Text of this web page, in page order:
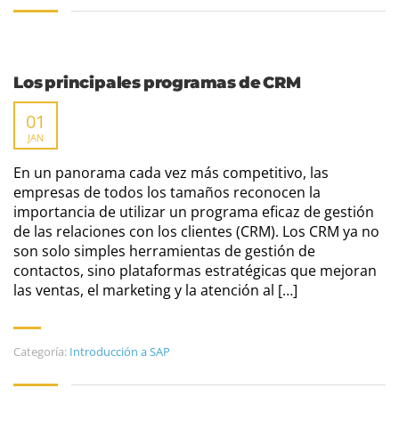
Los principales programas de CRM
01
JAN
En un panorama cada vez más competitivo, las
empresas de todos los tamaños reconocen la
importancia de utilizar un programa eficaz de gestión
de las relaciones con los clientes (CRM). Los CRM ya no
son solo simples herramientas de gestión de
contactos, sino plataformas estratégicas que mejoran
las ventas, el marketing y la atención al […]
Categoría: Introducción a SAP